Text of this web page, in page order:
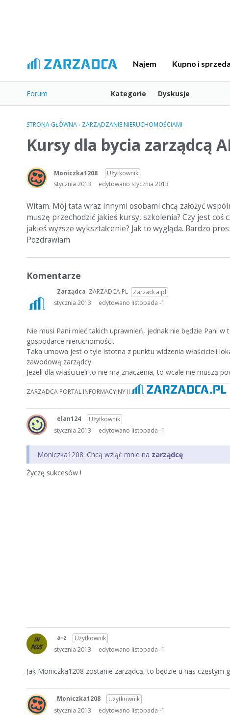
Najem Kupno i
Forum Kategorie Dyskusje
STRONA GŁÓWNA› ZARZĄDZANIE NIERUCHOMOŚCIAMI
Kursy dla bycia zarządcą
Moniczka1208
Użytkownik
stycznia 2013
edytowano stycznia 2013
Witam. Mój tata wraz innymi osobami chcą założyć
muszę przechodzić jakieś kursy, szkolenia? Czy jest
jakieś wyższe wykształcenie? Jak to wygląda. Bardzo
Pozdrawiam
Komentarze
Zarządca Zarzadca.pl
ZARZADCA.PL
stycznia 2013
edytowano listopada -1
Nie musi Pani mieć takich uprawnień, jednak nie będzie Pani
gospodarce nieruchomości.
Taka umowa jest o tyle istotna z punktu widzenia właścicieli
zawodową zarządcy.
Jeżeli dla właścicieli to nie ma znaczenia, to wcale nie muszą
ZARZĄDCA PORTAL INFORMACYJNY II
elan124
Użytkownik
stycznia 2013
edytowano listopada -1
Moniczka1208: Chcą wziąć mnie na zarządcę
Życzę sukcesów !
a-z
Użytkownik
stycznia 2013
edytowano listopada -1
Jak Moniczka1208 zostanie zarządcą, to będzie u nas częstym
Moniczka1208
Użytkownik
stycznia 2013
edytowano listopada -1